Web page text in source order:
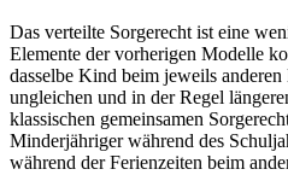
Das verteilte Sorgerecht ist eine
Elemente der vorherigen Modelle
dasselbe Kind beim jeweils
ungleichen und in der Regel
klassischen gemeinsamen
Minderjähriger während des
während der Ferienzeiten beim